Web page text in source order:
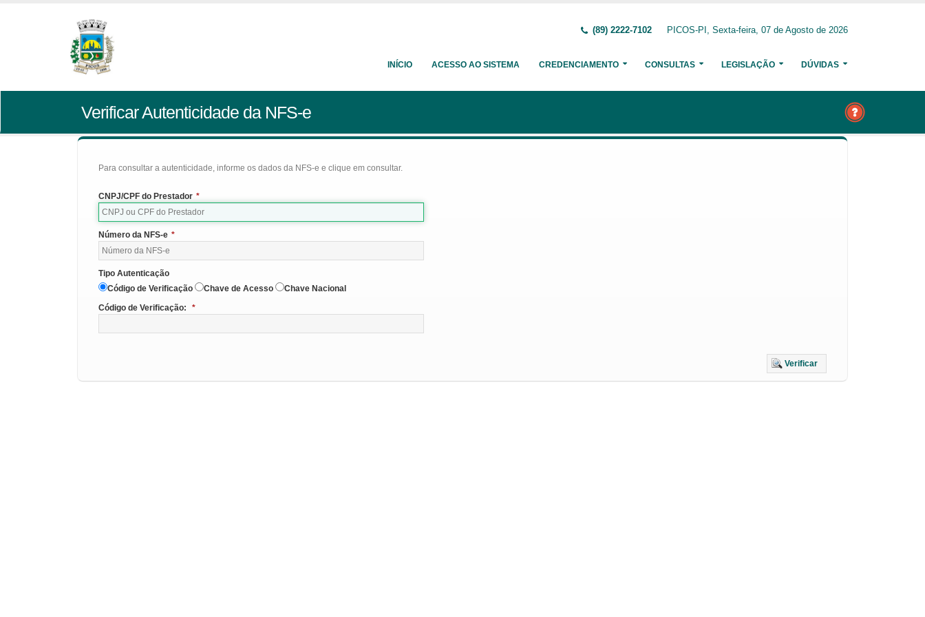
(89) 2222-7102 PICOS-PI, Sexta-feira, 07 de Agosto de 2026
INÍCIO ACESSO AO SISTEMA CREDENCIAMENTO CONSULTAS LEGISLAÇÃO DÚVIDAS
Verificar Autenticidade da NFS-e
Para consultar a autenticidade, informe os dados da NFS-e e clique em consultar.
CNPJ/CPF do Prestador *
Número da NFS-e *
Tipo Autenticação
Código de Verificação
Chave de Acesso
Chave Nacional
Código de Verificação:
*
Verificar